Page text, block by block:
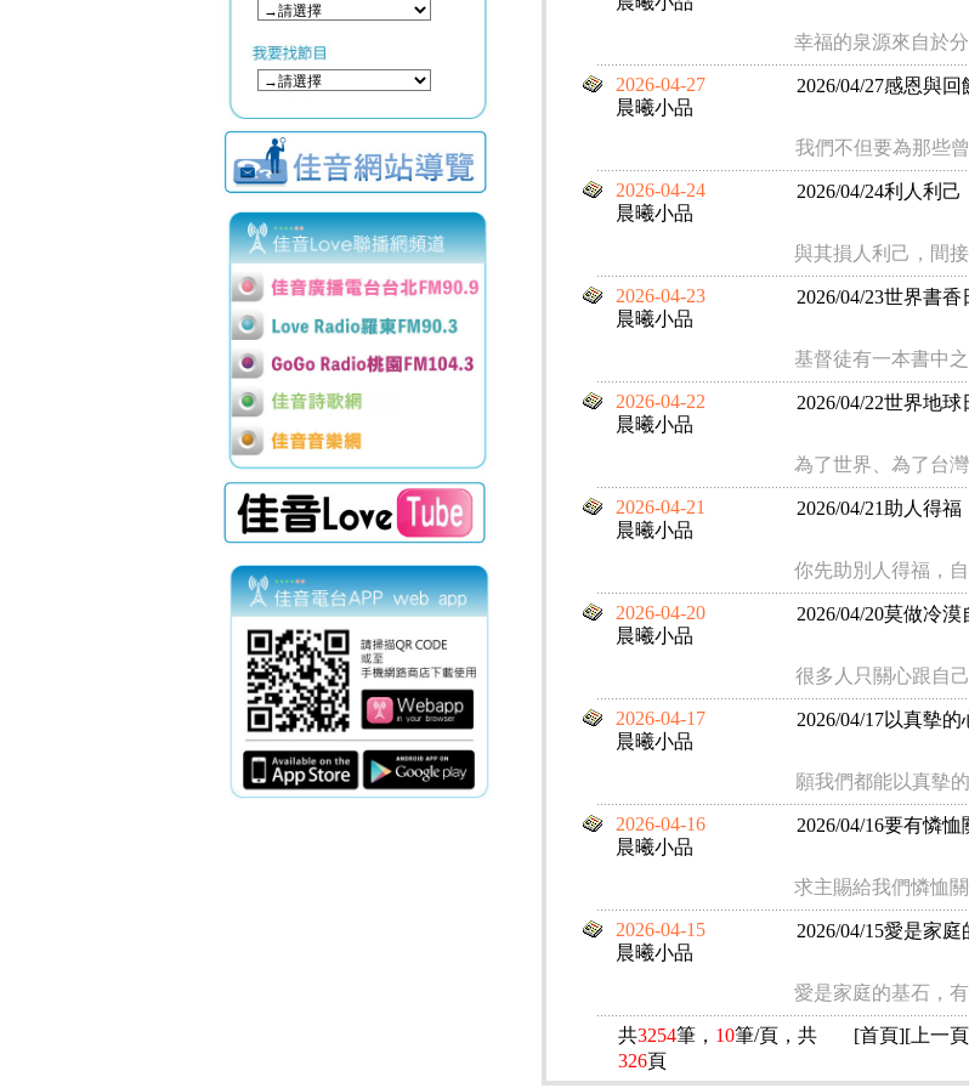
幸福的泉源來自於
2026-04-27
晨曦小品
2026/04/27感恩與回
我們不但要為那些
2026-04-24
晨曦小品
2026/04/24利人利己
與其損人利己，間
2026-04-23
晨曦小品
2026/04/23世界書香
基督徒有一本書中
2026-04-22
晨曦小品
2026/04/22世界地球
為了世界、為了台
2026-04-21
晨曦小品
2026/04/21助人得福
你先助別人得福，
2026-04-20
晨曦小品
2026/04/20莫做冷漠
很多人只關心跟自
2026-04-17
晨曦小品
2026/04/17以真摰
願我們都能以真摰
2026-04-16
晨曦小品
2026/04/16要有憐
求主賜給我們憐恤
2026-04-15
晨曦小品
2026/04/15愛是家庭
愛是家庭的基石，
共3254筆， 10筆/頁，共
326頁
[首頁][上一頁